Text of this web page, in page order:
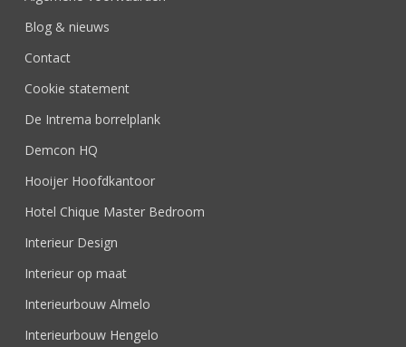
Blog & nieuws
Contact
Cookie statement
De Intrema borrelplank
Demcon HQ
Hooijer Hoofdkantoor
Hotel Chique Master Bedroom
Interieur Design
Interieur op maat
Interieurbouw Almelo
Interieurbouw Hengelo